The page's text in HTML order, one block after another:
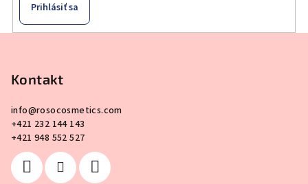
Prihlásiť sa
Kontakt
info@rosocosmetics.com
+421 232 144 143
+421 948 552 527